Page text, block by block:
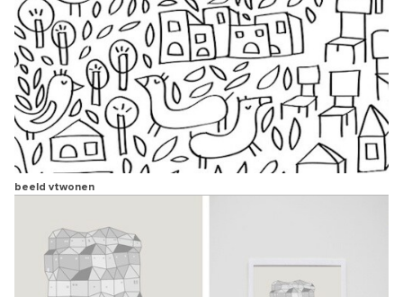
beeld vtwonen